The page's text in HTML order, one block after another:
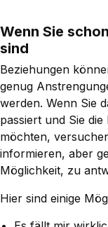
Wenn Sie
sind
Beziehungen
genug
werden. Wenn Sie
passiert und Sie
möchten,
informieren, aber
Möglichkeit, zu
Hier sind einige